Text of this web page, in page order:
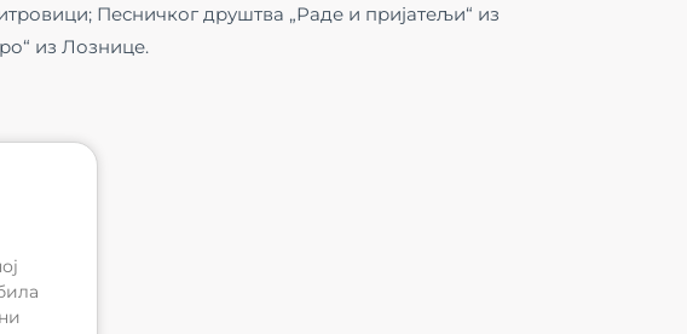
Песничког друштва „Раде и пријатељи“ из
из Лознице.